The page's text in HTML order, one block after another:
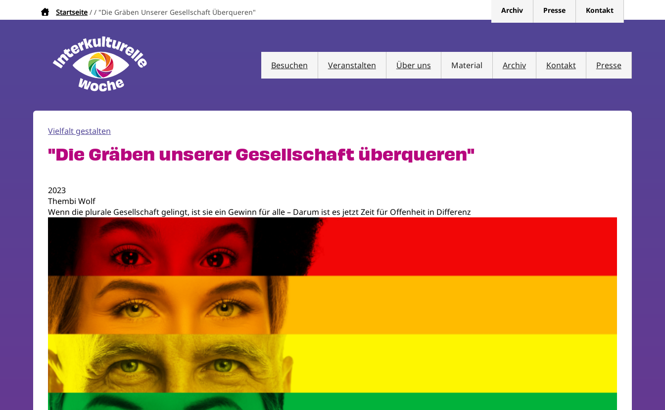
Pfadnavigation
Startseite "Die Gräben Unserer Gesellschaft Überqueren" Archiv Presse Kontakt
Besuchen Veranstalten Über uns Material Archiv Kontakt Presse
Vielfalt gestalten
"Die Gräben unserer Gesellschaft überqueren"
2023
Thembi Wolf
Wenn die plurale Gesellschaft gelingt, ist sie ein Gewinn für alle – Darum ist es jetzt Zeit für Offenheit in Differenz